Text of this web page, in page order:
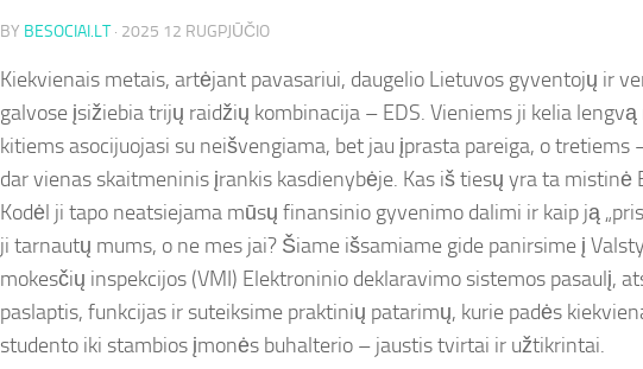
BY BESOCIAI.LT · 2025 12 RUGPJŪČIO
Kiekvienais metais, artėjant pavasariui, daugelio Lietuvos gyventojų ir
galvose įsižiebia trijų raidžių kombinacija – EDS. Vieniems ji kelia
kitiems asocijuojasi su neišvengiama, bet jau įprasta pareiga, o tretiems
dar vienas skaitmeninis įrankis kasdienybėje. Kas iš tiesų yra ta mistinė
Kodėl ji tapo neatsiejama mūsų finansinio gyvenimo dalimi ir kaip ją
ji tarnautų mums, o ne mes jai? Šiame išsamiame gide panirsime į
mokesčių inspekcijos (VMI) Elektroninio deklaravimo sistemos pasaulį,
paslaptis, funkcijas ir suteiksime praktinių patarimų, kurie padės
studento iki stambios įmonės buhalterio – jaustis tvirtai ir užtikrintai.